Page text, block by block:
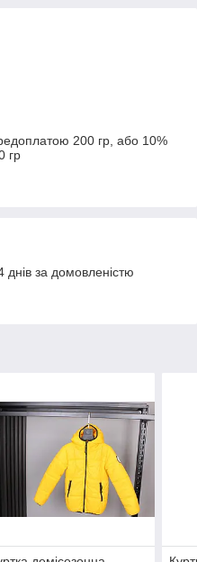
200 гр, або 10%
гр
за домовленістю